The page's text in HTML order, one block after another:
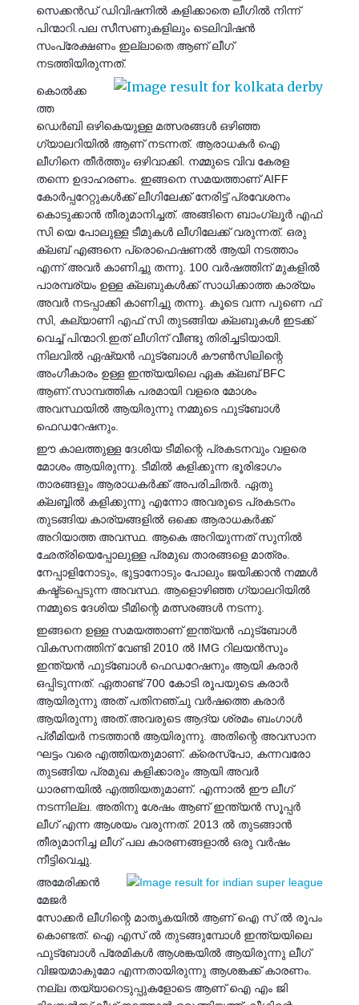
സെക്കൻഡ് ഡിവിഷനിൽ കളിക്കാതെ ലീഗിൽ നിന്ന്
പിന്മാറി.പല സീസണുകളിലും ടെലിവിഷൻ
സംപ്രേക്ഷണം ഇല്ലാതെ ആണ് ലീഗ്
നടത്തിയിരുന്നത്.
കൊൽക്ക
ത്ത
ഡെർബി ഒഴികെയുള്ള മത്സരങ്ങൾ ഒഴിഞ്ഞ
ഗ്യാലറിയിൽ ആണ് നടന്നത്. ആരാധകർ ഐ
ലീഗിനെ തീർത്തും ഒഴിവാക്കി. നമ്മുടെ വിവ കേരള
തന്നെ ഉദാഹരണം. ഇങ്ങനെ സമയത്താണ് AIFF
കോർപ്പറേറ്റുകൾക്ക് ലീഗിലേക്ക് നേരിട്ട് പ്രവേശനം
കൊടുക്കാൻ തീരുമാനിച്ചത്. അങ്ങിനെ ബാംഗ്ലൂർ എഫ്
സി യെ പോലുള്ള ടീമുകൾ ലീഗിലേക്ക് വരുന്നത്. ഒരു
ക്ലബ് എങ്ങനെ പ്രൊഫെഷണൽ ആയി നടത്താം
എന്ന് അവർ കാണിച്ചു തന്നു. 100 വർഷത്തിന് മുകളിൽ
പാരമ്പര്യം ഉള്ള ക്ലബുകൾക്ക് സാധിക്കാത്ത കാര്യം
അവർ നടപ്പാക്കി കാണിച്ചു തന്നു. കൂടെ വന്ന പുണെ ഫ്
സി, കല്യാണി എഫ് സി തുടങ്ങിയ ക്ലബുകൾ ഇടക്ക്
വെച്ച് പിന്മാറി.ഇത് ലീഗിന് വീണ്ടു തിരിച്ചടിയായി.
നിലവിൽ ഏഷ്യൻ ഫുട്‍ബോൾ കൗൺസിലിന്റെ
അംഗീകാരം ഉള്ള ഇന്ത്യയിലെ ഏക ക്ലബ് BFC
ആണ്.സാമ്പത്തിക പരമായി വളരെ മോശം
അവസ്ഥയിൽ ആയിരുന്നു നമ്മുടെ ഫുട്‍ബോൾ
ഫെഡറേഷനും.
ഈ കാലത്തുള്ള ദേശിയ ടീമിന്റെ പ്രകടനവും വളരെ
മോശം ആയിരുന്നു. ടീമിൽ കളിക്കുന്ന ഭൂരിഭാഗം
താരങ്ങളും ആരാധകർക്ക് അപരിചിതർ. ഏതു
ക്ലബ്ബിൽ കളിക്കുന്നു എന്നോ അവരുടെ പ്രകടനം
തുടങ്ങിയ കാര്യങ്ങളിൽ ഒക്കെ ആരാധകർക്ക്
അറിയാത്ത അവസ്ഥ. ആകെ അറിയുന്നത് സുനിൽ
ഛേത്രിയെപ്പോലുള്ള പ്രമുഖ താരങ്ങളെ മാത്രം.
നേപ്പാളിനോടും, ഭുട്ടാനോടും പോലും ജയിക്കാൻ നമ്മൾ
കഷ്ട്ടപ്പെടുന്ന അവസ്ഥ. ആളൊഴിഞ്ഞ ഗ്യാലറിയിൽ
നമ്മുടെ ദേശിയ ടീമിന്റെ മത്സരങ്ങൾ നടന്നു.
ഇങ്ങനെ ഉള്ള സമയത്താണ് ഇന്ത്യൻ ഫുട്‍ബോൾ
വികസനത്തിന് വേണ്ടി 2010 ൽ IMG റിലയൻസും
ഇന്ത്യൻ ഫുട്‍ബോൾ ഫെഡറേഷനും ആയി കരാർ
ഒപ്പിടുന്നത്. ഏതാണ്ട് 700 കോടി രൂപയുടെ കരാർ
ആയിരുന്നു അത് പതിനഞ്ചു വർഷത്തെ കരാർ
ആയിരുന്നു അത്.അവരുടെ ആദ്യ ശ്രമം ബംഗാൾ
പ്രീമിയർ നടത്താൻ ആയിരുന്നു. അതിന്റെ അവസാന
ഘട്ടം വരെ എത്തിയതുമാണ്. ക്രെസ്പോ, കന്നവരോ
തുടങ്ങിയ പ്രമുഖ കളിക്കാരും ആയി അവർ
ധാരണയിൽ എത്തിയതുമാണ്. എന്നാൽ ഈ ലീഗ്
നടന്നില്ല. അതിനു ശേഷം ആണ് ഇന്ത്യൻ സൂപ്പർ
ലീഗ് എന്ന ആശയം വരുന്നത്. 2013 ൽ തുടങ്ങാൻ
തീരുമാനിച്ച ലീഗ് പല കാരണങ്ങളാൽ ഒരു വർഷം
നീട്ടിവെച്ചു.
അമേരിക്കൻ
മേജർ
സോക്കർ ലീഗിന്റെ മാതൃകയിൽ ആണ് ഐ സ് ൽ രൂപം
കൊണ്ടത്. ഐ എസ് ൽ തുടങ്ങുമ്പോൾ ഇന്ത്യയിലെ
ഫുട്‍ബോൾ പ്രേമികൾ ആശങ്കയിൽ ആയിരുന്നു ലീഗ്
വിജയമാകുമോ എന്നതായിരുന്നു ആശങ്കക്ക് കാരണം.
നല്ല തയ്യാറെടുപ്പുകളോടെ ആണ് ഐ എം ജി